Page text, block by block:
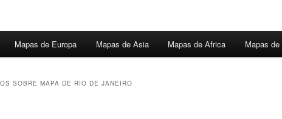
Mapas de Europa Mapas de Asia Mapas de Africa Mapas
SOBRE MAPA DE RIO DE JANEIRO